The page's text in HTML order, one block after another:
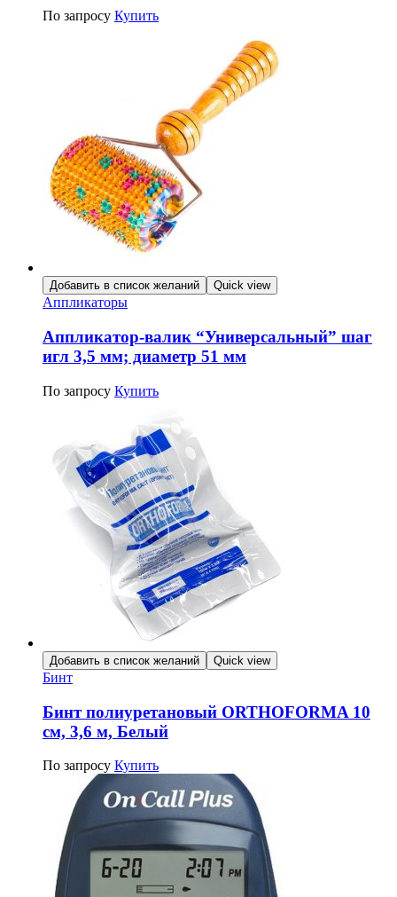
По запросу Купить
Добавить в список желаний Quick view
Аппликаторы
Аппликатор-валик “Универсальный” шаг
игл 3,5 мм; диаметр 51 мм
По запросу Купить
Добавить в список желаний Quick view
Бинт
Бинт полиуретановый ORTHOFORMA 10
см, 3,6 м, Белый
По запросу Купить